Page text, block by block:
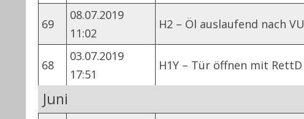
69
08.07.2019
11:02
H2 – Öl auslaufend nach VU
68
03.07.2019
17:51
H1Y – Tür öffnen mit RettD
Juni